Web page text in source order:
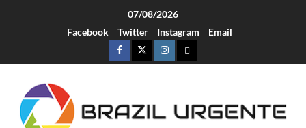
07/08/2026
Facebook
Twitter Instagram Email